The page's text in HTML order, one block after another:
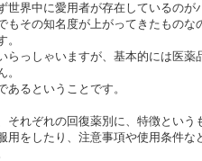
界中に愛用者が存在しているのが
もその知名度が上がってきたもの
らっしゃいますが、基本的には医薬
るということです。
れぞれの回復薬別に、特徴という
用をしたり、注意事項や使用条件な